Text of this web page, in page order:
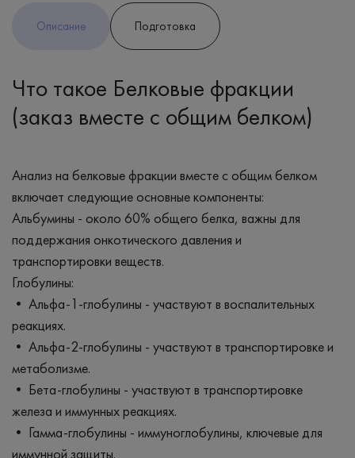
Описание Подготовка
Что такое Белковые фракции
(заказ вместе с общим белком)
Анализ на белковые фракции вместе с общим белком
включает следующие основные компоненты:
Альбумины - около 60% общего белка, важны для
поддержания онкотического давления и
транспортировки веществ.
Глобулины:
• Альфа-1-глобулины - участвуют в воспалительных
реакциях.
• Альфа-2-глобулины - участвуют в транспортировке и
метаболизме.
• Бета-глобулины - участвуют в транспортировке
железа и иммунных реакциях.
• Гамма-глобулины - иммуноглобулины, ключевые для
иммунной защиты.